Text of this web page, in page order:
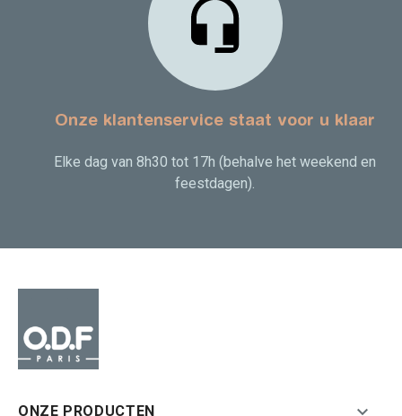
Onze klantenservice staat voor u klaar
Elke dag van 8h30 tot 17h (behalve het weekend en
feestdagen).
ONZE PRODUCTEN